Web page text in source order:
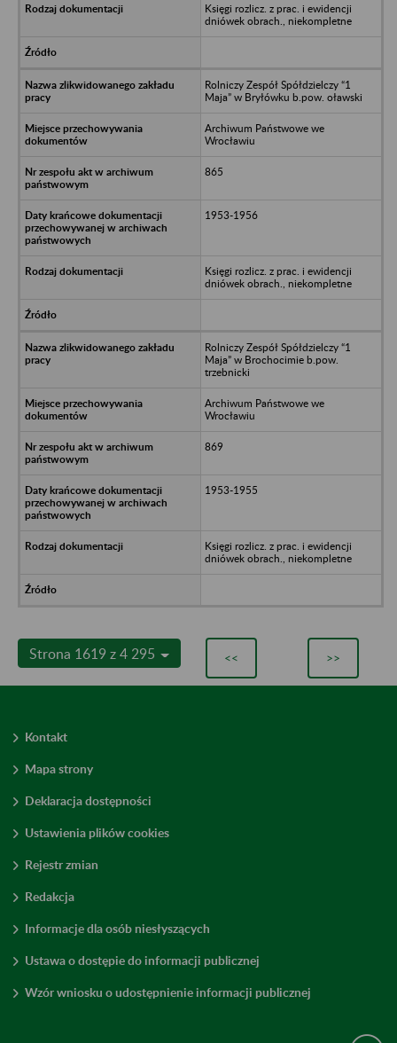
Księgi rozlicz. z prac. i ewidencji
dniówek obrach., niekompletne
Rolniczy Zespół Spółdzielczy “1
Maja” w Bryłówku b.pow. oławski
Archiwum Państwowe we
Wrocławiu
865
1953-1956
Księgi rozlicz. z prac. i ewidencji
dniówek obrach., niekompletne
Rolniczy Zespół Spółdzielczy “1
Maja” w Brochocimie b.pow.
trzebnicki
Archiwum Państwowe we
Wrocławiu
869
1953-1955
Księgi rozlicz. z prac. i ewidencji
dniówek obrach., niekompletne
Strona 1619 z 4 295 << >>
Kontakt
Mapa strony
Deklaracja dostępności
Ustawienia plików cookies
Rejestr zmian
Redakcja
Informacje dla osób niesłyszących
Ustawa o dostępie do informacji publicznej
Wzór wniosku o udostępnienie informacji publicznej